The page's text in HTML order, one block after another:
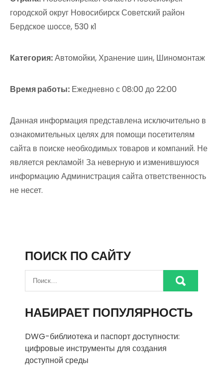
городской округ Новосибирск Советский район
Бердское шоссе, 530 к1
Категория:Автомойки, Хранение шин, Шиномонтаж
Время работы: Ежедневно с 08:00 до 22:00
Данная информация представлена исключительно в
ознакомительных целях для помощи посетителям
сайта в поиске необходимых товаров и компаний. Не
является рекламой! За неверную и изменившуюся
информацию Администрация сайта ответственность
не несет.
ПОИСК ПО САЙТУ
НАБИРАЕТ ПОПУЛЯРНОСТЬ
DWG-библиотека и паспорт доступности:
цифровые инструменты для создания
доступной среды